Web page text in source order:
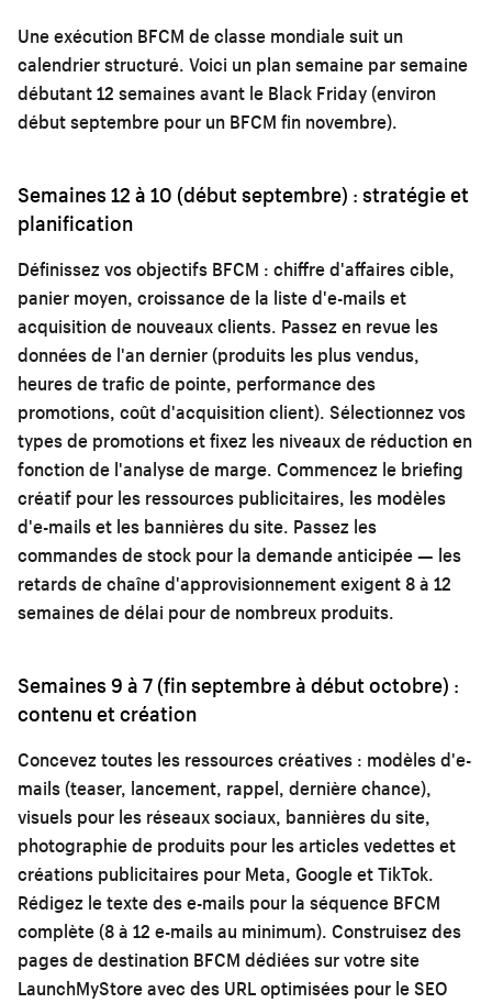
Une exécution BFCM de classe mondiale suit un
calendrier structuré. Voici un plan semaine par semaine
débutant 12 semaines avant le Black Friday (environ
début septembre pour un BFCM fin novembre).
Semaines 12 à 10 (début septembre) : stratégie et
planification
Définissez vos objectifs BFCM : chiffre d'affaires cible,
panier moyen, croissance de la liste d'e-mails et
acquisition de nouveaux clients. Passez en revue les
données de l'an dernier (produits les plus vendus,
heures de trafic de pointe, performance des
promotions, coût d'acquisition client). Sélectionnez vos
types de promotions et fixez les niveaux de réduction en
fonction de l'analyse de marge. Commencez le briefing
créatif pour les ressources publicitaires, les modèles
d'e-mails et les bannières du site. Passez les
commandes de stock pour la demande anticipée — les
retards de chaîne d'approvisionnement exigent 8 à 12
semaines de délai pour de nombreux produits.
Semaines 9 à 7 (fin septembre à début octobre) :
contenu et création
Concevez toutes les ressources créatives : modèles d'e-
mails (teaser, lancement, rappel, dernière chance),
visuels pour les réseaux sociaux, bannières du site,
photographie de produits pour les articles vedettes et
créations publicitaires pour Meta, Google et TikTok.
Rédigez le texte des e-mails pour la séquence BFCM
complète (8 à 12 e-mails au minimum). Construisez des
pages de destination BFCM dédiées sur votre site
LaunchMyStore avec des URL optimisées pour le SEO